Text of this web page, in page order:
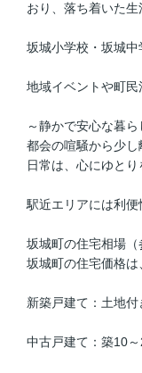
おり、落ち着いた生
坂城小学校・坂城
地域イベントや町
～静かで安心な暮
都会の喧騒から少
日常は、心にゆとり
駅近エリアには利
坂城町の住宅相場（
坂城町の住宅価格
新築戸建て：土地
中古戸建て：築10